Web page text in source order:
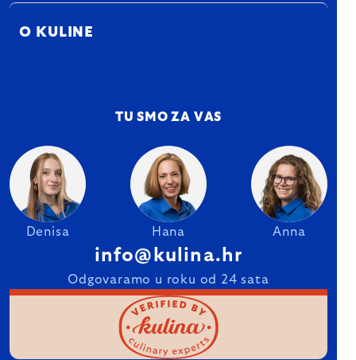
O KULINE
TU SMO ZA VAS
Denisa Hana Anna
info@kulina.hr
Odgovaramo u roku od 24 sata